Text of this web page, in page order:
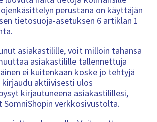
perustana on käyttäjän
tietosuoja-asetuksen 6 artiklan 1
asiakastilille, voit milloin tahansa
asiakastilille tallennettuja
ei kuitenkaan koske jo tehtyjä
aktiivisesti ulos
kirjautuneena asiakastilillesi,
verkkosivustolta.